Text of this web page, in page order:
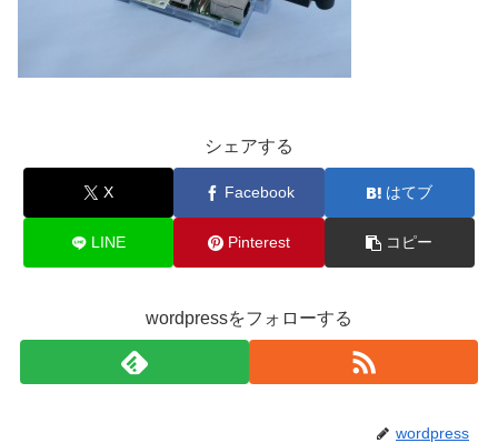
シェアする
X Facebook はてブ
LINE Pinterest コピー
wordpressをフォローする
wordpress